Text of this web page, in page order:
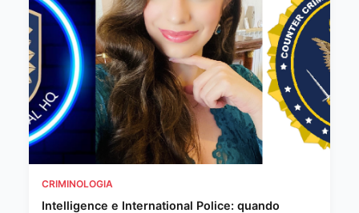
CRIMINOLOGIA
Intelligence e International Police: quando